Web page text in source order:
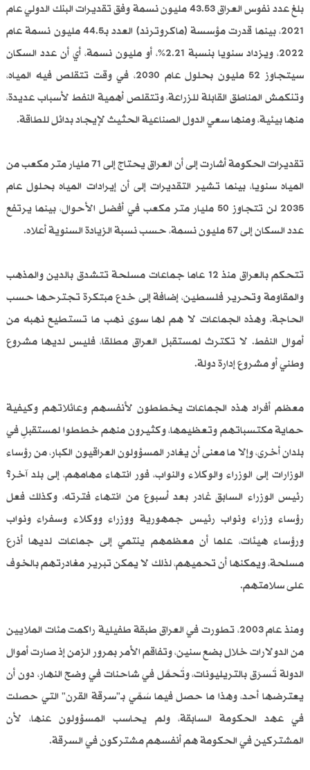
بلغ عدد نفوس العراق 43.53 مليون نسمة وفق تقديرات البنك الدولي عام
2021، بينما قدرت مؤسسة (ماكروترند) العدد بـ44.5 مليون نسمة عام
2022، ويزداد سنويا بنسبة 2.21%، أو مليون نسمة، أي أن عدد السكان
سيتجاوز 52 مليون بحلول عام 2030، في وقت تتقلص فيه المياه،
وتنكمش المناطق القابلة للزراعة، وتتقلص أهمية النفط لأسباب عديدة،
منها بيئية، ومنها سعي الدول الصناعية الحثيث لإيجاد بدائل للطاقة.
تقديرات الحكومة أشارت إلى أن العراق يحتاج إلى 71 مليار متر مكعب من
المياه سنويا، بينما تشير التقديرات إلى أن إيرادات المياه بحلول عام
2035 لن تتجاوز 50 مليار متر مكعب في أفضل الأحوال، بينما يرتفع
عدد السكان إلى 57 مليون نسمة، حسب نسبة الزيادة السنوية أعلاه.
تتحكم بالعراق منذ 12 عاما جماعات مسلحة تتشدق بالدين والمذهب
والمقاومة وتحرير فلسطين، إضافة إلى خدع مبتكرة تجترحها حسب
الحاجة، وهذه الجماعات لا هم لها سوى نهب ما تستطيع نهبه من
أموال النفط. لا تكترث لمستقبل العراق مطلقا، فليس لديها مشروع
وطني أو مشروع إدارة دولة.
معظم أفراد هذه الجماعات يخططون لأنفسهم وعائلاتهم وكيفية
حماية مكتسباتهم وتعظيمها، وكثيرون منهم خططوا لمستقبلٍ في
بلدان أخرى، وإلا ما معنى أن يغادر المسؤولون العراقيون الكبار، من رؤساء
الوزارات إلى الوزراء والوكلاء والنواب، فور انتهاء مهامهم، إلى بلد آخر؟
رئيس الوزراء السابق غادر بعد أسبوع من انتهاء فترته، وكذلك فعل
رؤساء وزراء ونواب رئيس جمهورية ووزراء ووكلاء وسفراء ونواب
ورؤساء هيئات، علما أن معظمهم ينتمي إلى جماعات لديها أذرع
مسلحة، ويمكنها أن تحميهم، لذلك لا يمكن تبرير مغادرتهم بالخوف
على سلامتهم.
ومنذ عام 2003، تطورت في العراق طبقة طفيلية راكمت مئات الملايين
من الدولارات خلال بضع سنين، وتفاقم الأمر بمرور الزمن إذ صارت أموال
الدولة تُسرَق بالتريليونات، وتُحمَّل في شاحنات في وضح النهار، دون أن
يعترضها أحد، وهذا ما حصل فيما سُمِّي بـ"سرقة القرن" التي حصلت
في عهد الحكومة السابقة، ولم يحاسب المسؤولون عنها، لأن
المشتركين في الحكومة هم أنفسهم مشتركون في السرقة.